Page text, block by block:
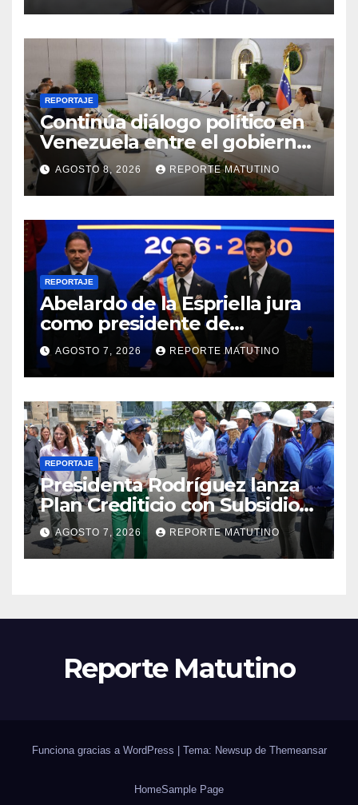
REPORTAJE
Continúa diálogo político en
Venezuela entre el gobierno
y la oposición
AGOSTO 8, 2026 REPORTE MATUTINO
REPORTAJE
Abelardo de la Espriella jura
como presidente de
Colombia para el periodo
2026-2030
AGOSTO 7, 2026 REPORTE MATUTINO
REPORTAJE
Presidenta Rodríguez lanza
Plan Crediticio con Subsidio
Directo en encuentro con
Juntas de Condominio
AGOSTO 7, 2026 REPORTE MATUTINO
Reporte Matutino
Funciona gracias a WordPress Tema: Newsup de Themeansar
HomeSample Page